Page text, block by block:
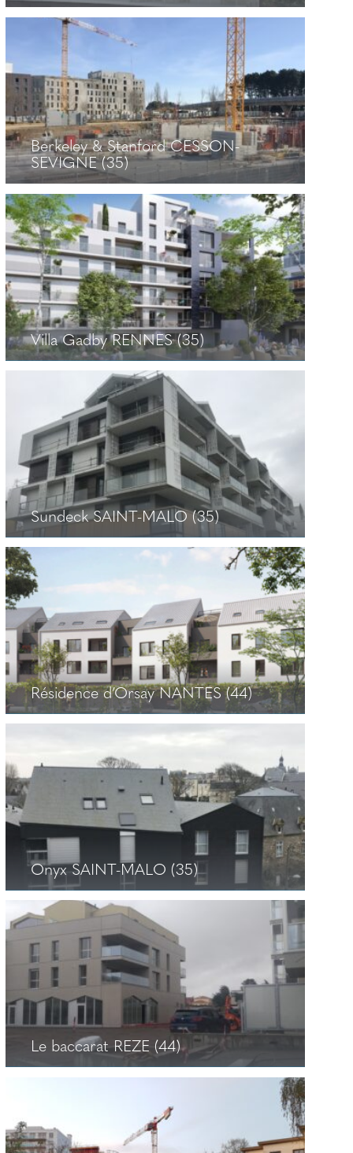
Faubourg Saint Hélier RENNES (35)
+
Berkeley & Stanford CESSON-
SEVIGNE (35)
Berkeley & Stanford CESSON-
SEVIGNE (35)
+
Villa Gadby RENNES (35)
Villa Gadby RENNES (35)
+
Sundeck SAINT-MALO (35)
Sundeck SAINT-MALO (35)
+
Résidence d’Orsay NANTES (44)
Résidence d’Orsay NANTES (44)
Onyx SAINT-MALO (35)
Onyx SAINT-MALO (35)
+
Le baccarat REZE (44)
Le baccarat REZE (44)